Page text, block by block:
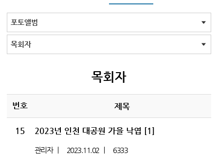
최근등록자료
자유게시판
교회소식
성도컬럼
새가족사진
새가족가이드
포토앨범
찬양쉼터
신앙도서
성경읽기퀴즈
기도부탁
포토앨범 전체
목회자
목회자
번호 제목
15 2023년 인천 대공원 가을 낙엽 [1]
관리자 2023.11.02 6333